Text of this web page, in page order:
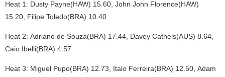
Heat 1: Dusty Payne(HAW) 15.60, John John Florence(HAW)
15.20, Filipe Toledo(BRA) 10.40
Heat 2: Adriano de Souza(BRA) 17.44, Davey Cathels(AUS) 8.64,
Caio Ibelli(BRA) 4.57
Heat 3: Miguel Pupo(BRA) 12.73, Italo Ferreira(BRA) 12.50, Adam